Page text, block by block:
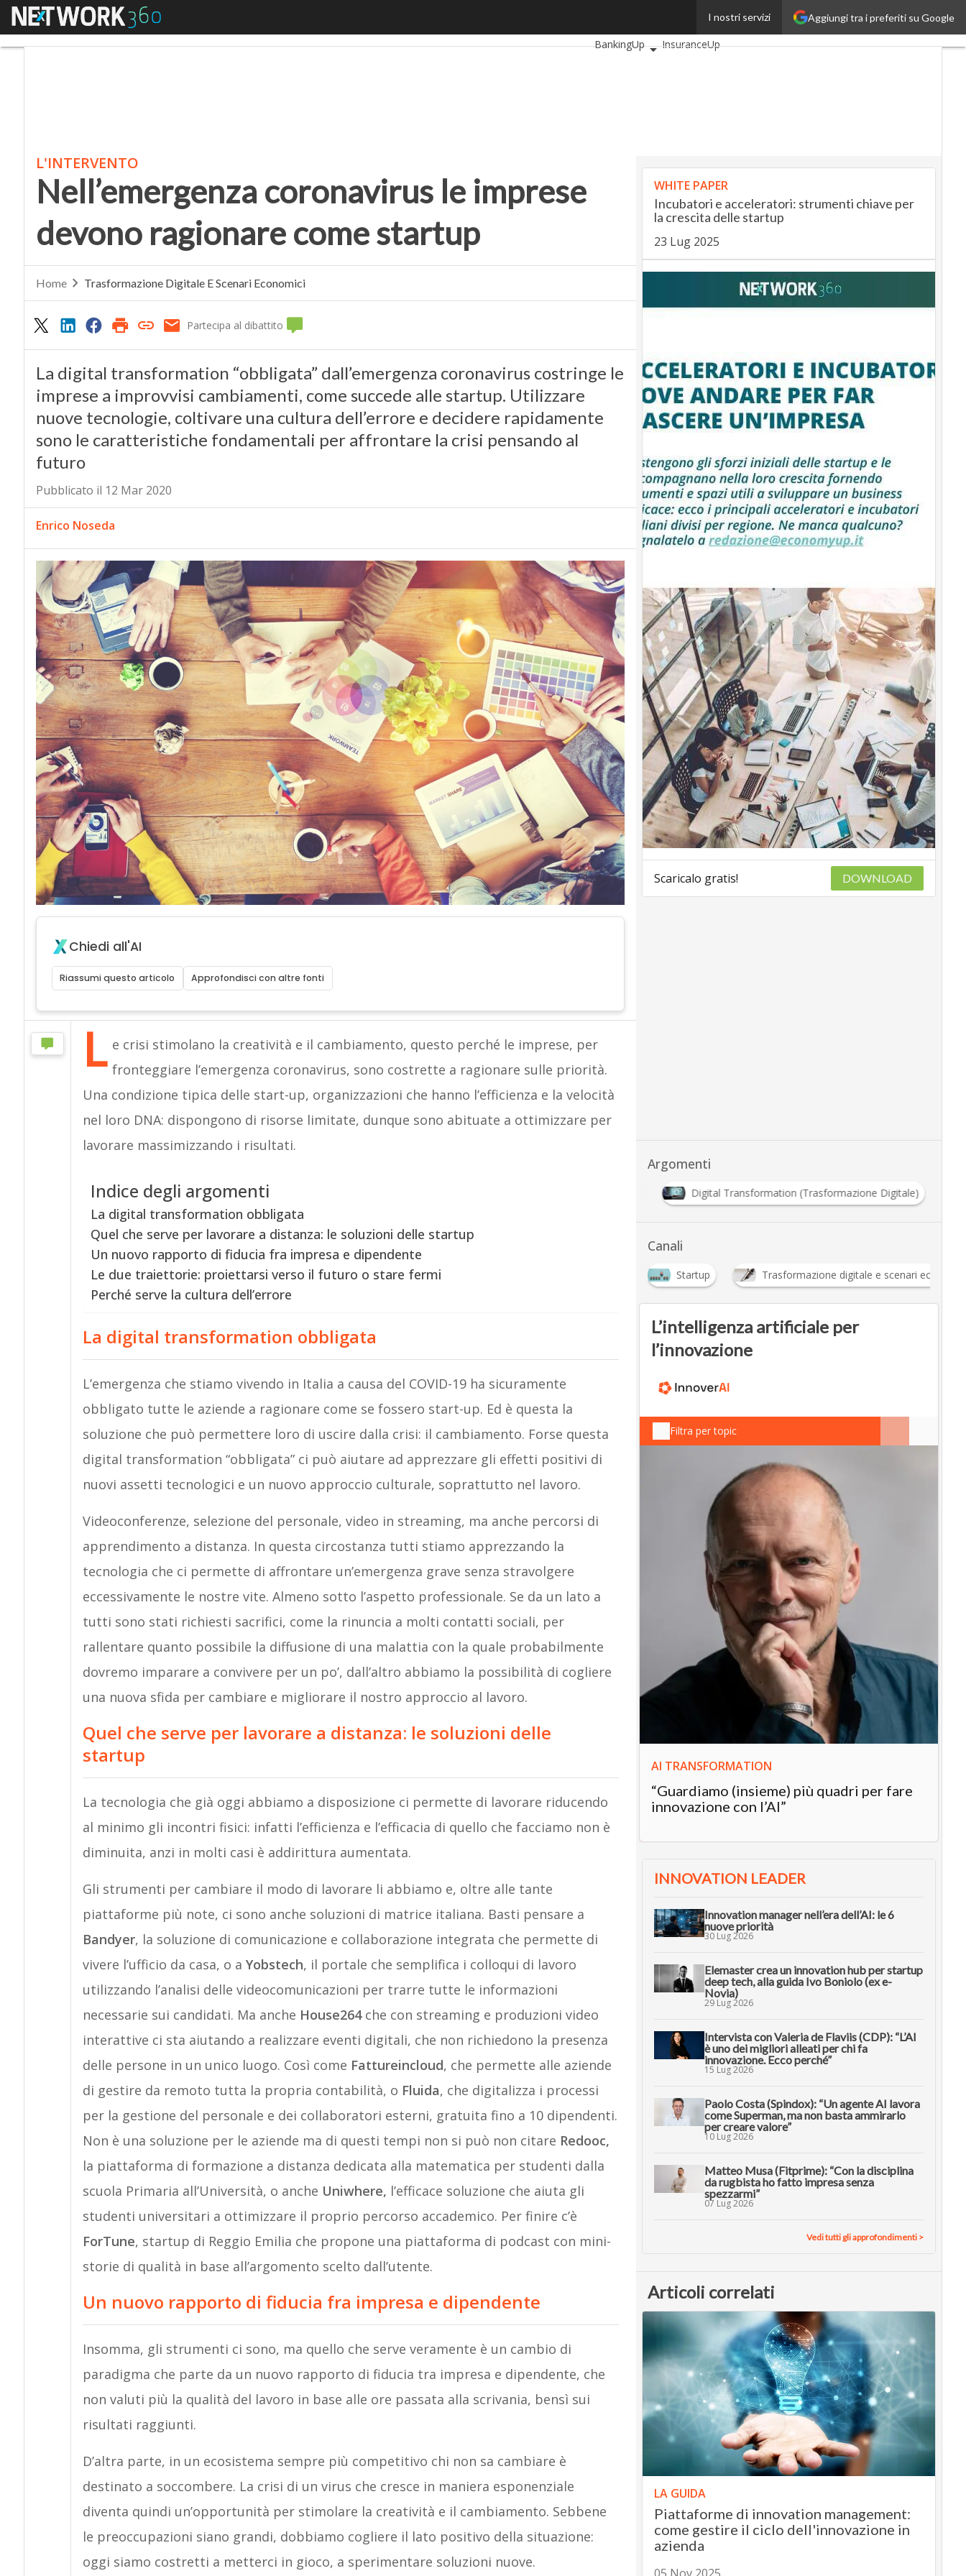
Aggiungi tra i preferiti su Google
I nostri servizi
Menu
AutomotiveUp
BankingUp
InsuranceUp
L'INTERVENTO
Nell’emergenza coronavirus le imprese
devono ragionare come startup
Home Trasformazione Digitale E Scenari Economici
Partecipa al dibattito
La digital transformation “obbligata” dall’emergenza coronavirus costringe le
imprese a improvvisi cambiamenti, come succede alle startup. Utilizzare
nuove tecnologie, coltivare una cultura dell’errore e decidere rapidamente
sono le caratteristiche fondamentali per affrontare la crisi pensando al
futuro
Pubblicato il 12 Mar 2020
Enrico Noseda
Chiedi all'AI
Riassumi questo articolo Approfondisci con altre fonti
L e crisi stimolano la creatività e il cambiamento, questo perché le imprese, per
fronteggiare l’emergenza coronavirus, sono costrette a ragionare sulle priorità.
Una condizione tipica delle start-up, organizzazioni che hanno l’efficienza e la velocità
nel loro DNA: dispongono di risorse limitate, dunque sono abituate a ottimizzare per
lavorare massimizzando i risultati.
Indice degli argomenti
La digital transformation obbligata
Quel che serve per lavorare a distanza: le soluzioni delle startup
Un nuovo rapporto di fiducia fra impresa e dipendente
Le due traiettorie: proiettarsi verso il futuro o stare fermi
Perché serve la cultura dell’errore
La digital transformation obbligata
L’emergenza che stiamo vivendo in Italia a causa del COVID-19 ha sicuramente
obbligato tutte le aziende a ragionare come se fossero start-up. Ed è questa la
soluzione che può permettere loro di uscire dalla crisi: il cambiamento. Forse questa
digital transformation “obbligata” ci può aiutare ad apprezzare gli effetti positivi di
nuovi assetti tecnologici e un nuovo approccio culturale, soprattutto nel lavoro.
Videoconferenze, selezione del personale, video in streaming, ma anche percorsi di
apprendimento a distanza. In questa circostanza tutti stiamo apprezzando la
tecnologia che ci permette di affrontare un’emergenza grave senza stravolgere
eccessivamente le nostre vite. Almeno sotto l’aspetto professionale. Se da un lato a
tutti sono stati richiesti sacrifici, come la rinuncia a molti contatti sociali, per
rallentare quanto possibile la diffusione di una malattia con la quale probabilmente
dovremo imparare a convivere per un po’, dall’altro abbiamo la possibilità di cogliere
una nuova sfida per cambiare e migliorare il nostro approccio al lavoro.
Quel che serve per lavorare a distanza: le soluzioni delle
startup
La tecnologia che già oggi abbiamo a disposizione ci permette di lavorare riducendo
al minimo gli incontri fisici: infatti l’efficienza e l’efficacia di quello che facciamo non è
diminuita, anzi in molti casi è addirittura aumentata.
Gli strumenti per cambiare il modo di lavorare li abbiamo e, oltre alle tante
piattaforme più note, ci sono anche soluzioni di matrice italiana. Basti pensare a
Bandyer, la soluzione di comunicazione e collaborazione integrata che permette di
vivere l’ufficio da casa, o a Yobstech, il portale che semplifica i colloqui di lavoro
utilizzando l’analisi delle videocomunicazioni per trarre tutte le informazioni
necessarie sui candidati. Ma anche House264che con streaming e produzioni video
interattive ci sta aiutando a realizzare eventi digitali, che non richiedono la presenza
delle persone in un unico luogo. Così come Fattureincloud, che permette alle aziende
di gestire da remoto tutta la propria contabilità, o Fluida, che digitalizza i processi
per la gestione del personale e dei collaboratori esterni, gratuita fino a 10 dipendenti.
Non è una soluzione per le aziende ma di questi tempi non si può non citare Redooc,
la piattaforma di formazione a distanza dedicata alla matematica per studenti dalla
scuola Primaria all’Università, o anche Uniwhere, l’efficace soluzione che aiuta gli
studenti universitari a ottimizzare il proprio percorso accademico. Per finire c’è
ForTune, startup di Reggio Emilia che propone una piattaforma di podcast con mini-
storie di qualità in base all’argomento scelto dall’utente.
Un nuovo rapporto di fiducia fra impresa e dipendente
Insomma, gli strumenti ci sono, ma quello che serve veramente è un cambio di
paradigma che parte da un nuovo rapporto di fiducia tra impresa e dipendente, che
non valuti più la qualità del lavoro in base alle ore passata alla scrivania, bensì sui
risultati raggiunti.
D’altra parte, in un ecosistema sempre più competitivo chi non sa cambiare è
destinato a soccombere. La crisi di un virus che cresce in maniera esponenziale
diventa quindi un’opportunità per stimolare la creatività e il cambiamento. Sebbene
le preoccupazioni siano grandi, dobbiamo cogliere il lato positivo della situazione:
oggi siamo costretti a metterci in gioco, a sperimentare soluzioni nuove.
WHITE PAPER
Incubatori e acceleratori: strumenti chiave per
la crescita delle startup
23 Lug 2025
Scaricalo gratis! DOWNLOAD
Argomenti
Digital Transformation (Trasformazione Digitale)
Canali
Startup Trasformazione digitale e scenari economici
L’intelligenza artificiale per
l’innovazione
Filtra per topic
AI TRANSFORMATION
“Guardiamo (insieme) più quadri per fare
innovazione con l’AI”
INNOVATION LEADER
Innovation manager nell’era dell’AI: le 6
nuove priorità
30 Lug 2026
Elemaster crea un innovation hub per startup
deep tech, alla guida Ivo Boniolo (ex e-
Novia)
29 Lug 2026
Intervista con Valeria de Flaviis (CDP): “L’AI
è uno dei migliori alleati per chi fa
innovazione. Ecco perché”
15 Lug 2026
Paolo Costa (Spindox): “Un agente AI lavora
come Superman, ma non basta ammirarlo
per creare valore”
10 Lug 2026
Matteo Musa (Fitprime): “Con la disciplina
da rugbista ho fatto impresa senza
spezzarmi”
07 Lug 2026
Vedi tutti gli approfondimenti >
Articoli correlati
LA GUIDA
Piattaforme di innovation management:
come gestire il ciclo dell'innovazione in
azienda